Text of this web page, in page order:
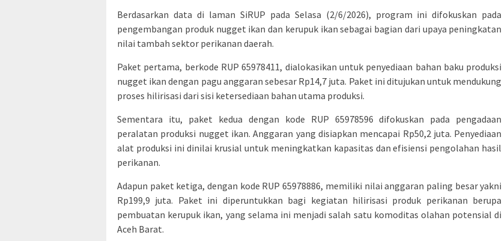
Berdasarkan data di laman SiRUP pada Selasa (2/6/2026), program ini difokuskan pada
pengembangan produk nugget ikan dan kerupuk ikan sebagai bagian dari upaya peningkatan
nilai tambah sektor perikanan daerah.
Paket pertama, berkode RUP 65978411, dialokasikan untuk penyediaan bahan baku produksi
nugget ikan dengan pagu anggaran sebesar Rp14,7 juta. Paket ini ditujukan untuk mendukung
proses hilirisasi dari sisi ketersediaan bahan utama produksi.
Sementara itu, paket kedua dengan kode RUP 65978596 difokuskan pada pengadaan
peralatan produksi nugget ikan. Anggaran yang disiapkan mencapai Rp50,2 juta. Penyediaan
alat produksi ini dinilai krusial untuk meningkatkan kapasitas dan efisiensi pengolahan hasil
perikanan.
Adapun paket ketiga, dengan kode RUP 65978886, memiliki nilai anggaran paling besar yakni
Rp199,9 juta. Paket ini diperuntukkan bagi kegiatan hilirisasi produk perikanan berupa
pembuatan kerupuk ikan, yang selama ini menjadi salah satu komoditas olahan potensial di
Aceh Barat.